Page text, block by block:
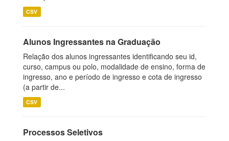
CSV
Alunos Ingressantes na Graduação
Relação dos alunos ingressantes identificando seu id,
curso, campus ou polo, modalidade de ensino, forma de
ingresso, ano e período de ingresso e cota de ingresso
(a partir de...
CSV
Processos Seletivos